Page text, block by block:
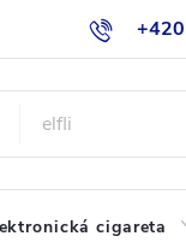
Jak nakupovat
cigareta